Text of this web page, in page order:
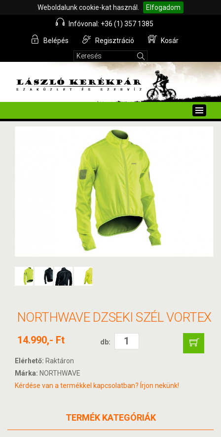
Weboldalunk cookie-kat használ. Elfogadom
Infóvonal: +36 (1) 357 1385
Belépés Regisztráció Kosár
Toggle
NORTHWAVE DZSEKI SZÉL VORTEX
14.990,- Ft db:
Elérhető: Raktáron
Márka: NORTHWAVE
Kérdése van a termékkel kapcsolatban? Írjon nekünk!
TERMÉK KATEGÓRIÁK